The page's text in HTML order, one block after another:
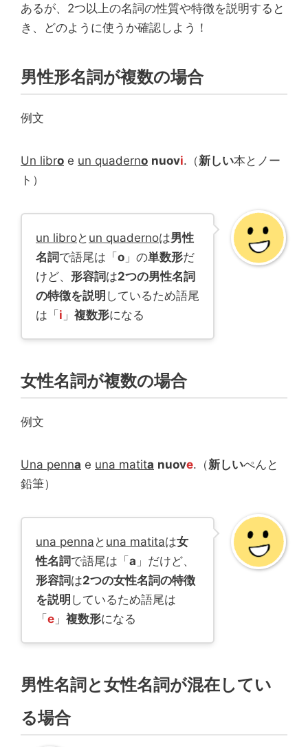
あるが、2つ以上の名詞の性質や特徴を説明すると
き、どのように使うか確認しよう！
男性形名詞が複数の場合
例文
Un libro e un quaderno nuovi.（新しい本とノー
ト）
un libroと un quadernoは男性
名詞で語尾は「o 」の単数形だ
けど、 形容詞は2つの男性名詞
の特徴を説明 しているため語尾
は「i 」 複数形になる
女性名詞が複数の場合
例文
Una penna e una matita nuove.（新しいぺんと
鉛筆）
una penna と una matitaは女
性名詞で語尾は「a 」だけど、
形容詞は2つの女性名詞の特徴
を説明 しているため語尾は
「e 」 複数形になる
男性名詞と女性名詞が混在してい
る場合